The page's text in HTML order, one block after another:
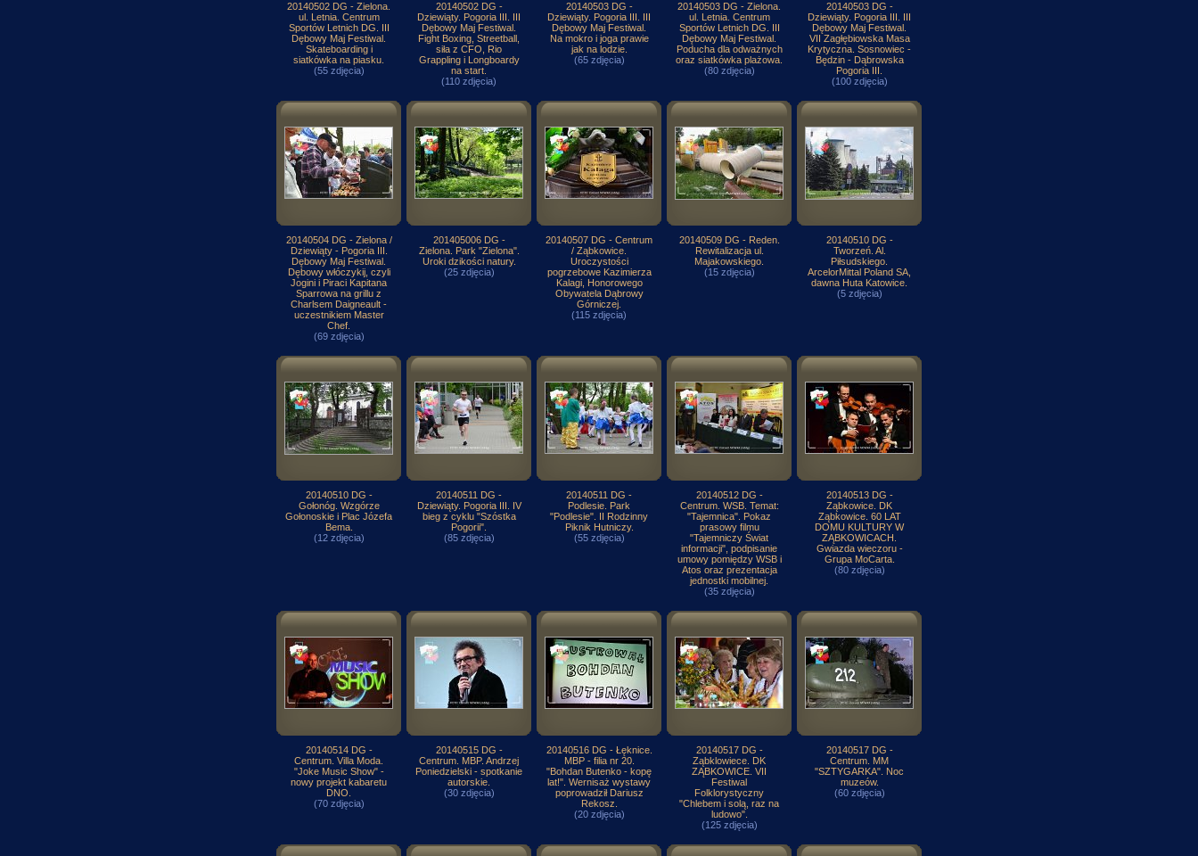
20140502 DG - Zielona.
ul. Letnia. Centrum
Sportów Letnich DG. III
Dębowy Maj Festiwal.
Skateboarding i
siatkówka na piasku.
(55 zdjęcia)
20140502 DG -
Dziewiąty. Pogoria III. III
Dębowy Maj Festiwal.
Fight Boxing, Streetball,
siła z CFO, Rio
Grappling i Longboardy
na start.
(110 zdjęcia)
20140503 DG -
Dziewiąty. Pogoria III. III
Dębowy Maj Festiwal.
Na mokro i joga prawie
jak na lodzie.
(65 zdjęcia)
20140503 DG - Zielona.
ul. Letnia. Centrum
Sportów Letnich DG. III
Dębowy Maj Festiwal.
Poducha dla odważnych
oraz siatkówka plażowa.
(80 zdjęcia)
20140503 DG -
Dziewiąty. Pogoria III. III
Dębowy Maj Festiwal.
VII Zagłębiowska Masa
Krytyczna. Sosnowiec -
Będzin - Dąbrowska
Pogoria III.
(100 zdjęcia)
20140504 DG - Zielona /
Dziewiąty - Pogoria III.
Dębowy Maj Festiwal.
Dębowy włóczykij, czyli
Jogini i Piraci Kapitana
Sparrowa na grillu z
Charlsem Daigneault -
uczestnikiem Master
Chef.
(69 zdjęcia)
201405006 DG -
Zielona. Park "Zielona".
Uroki dzikości natury.
(25 zdjęcia)
20140507 DG - Centrum
/ Ząbkowice.
Uroczystości
pogrzebowe Kazimierza
Kalagi, Honorowego
Obywatela Dąbrowy
Górniczej.
(115 zdjęcia)
20140509 DG - Reden.
Rewitalizacja ul.
Majakowskiego.
(15 zdjęcia)
20140510 DG -
Tworzeń. Al.
Piłsudskiego.
ArcelorMittal Poland SA,
dawna Huta Katowice.
(5 zdjęcia)
20140510 DG -
Gołonóg. Wzgórze
Gołonoskie i Plac Józefa
Bema.
(12 zdjęcia)
20140511 DG -
Dziewiąty. Pogoria III. IV
bieg z cyklu "Szóstka
Pogorii".
(85 zdjęcia)
20140511 DG -
Podlesie. Park
"Podlesie". II Rodzinny
Piknik Hutniczy.
(55 zdjęcia)
20140512 DG -
Centrum. WSB. Temat:
"Tajemnica". Pokaz
prasowy filmu
"Tajemniczy Świat
informacji", podpisanie
umowy pomiędzy WSB i
Atos oraz prezentacja
jednostki mobilnej.
(35 zdjęcia)
20140513 DG -
Ząbkowice. DK
Ząbkowice. 60 LAT
DOMU KULTURY W
ZĄBKOWICACH.
Gwiazda wieczoru -
Grupa MoCarta.
(80 zdjęcia)
20140514 DG -
Centrum. Villa Moda.
"Joke Music Show" -
nowy projekt kabaretu
DNO.
(70 zdjęcia)
20140515 DG -
Centrum. MBP. Andrzej
Poniedzielski - spotkanie
autorskie.
(30 zdjęcia)
20140516 DG - Łęknice.
MBP - filia nr 20.
"Bohdan Butenko - kopę
lat!". Wernisaż wystawy
poprowadził Dariusz
Rekosz.
(20 zdjęcia)
20140517 DG -
Ząbklowiece. DK
ZĄBKOWICE. VII
Festiwal
Folklorystyczny
"Chlebem i solą, raz na
ludowo".
(125 zdjęcia)
20140517 DG -
Centrum. MM
"SZTYGARKA". Noc
muzeów.
(60 zdjęcia)